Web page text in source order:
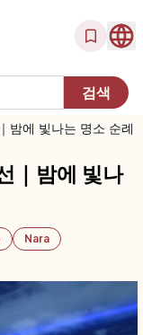
밤에 빛나는 명소 순례
｜밤에 빛나
Nara